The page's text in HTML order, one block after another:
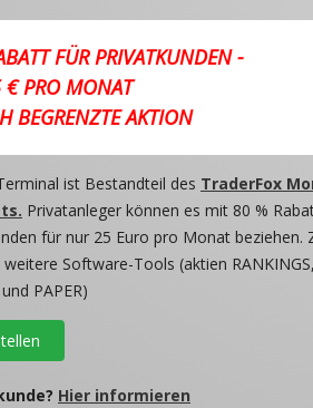
FÜR PRIVATKUNDEN -
PRO MONAT
BEGRENZTE AKTION
ist Bestandteil des TraderFox
Privatanleger können es mit 80 %
für nur 25 Euro pro Monat beziehen.
Software-Tools (aktien
PAPER)
Hier informieren